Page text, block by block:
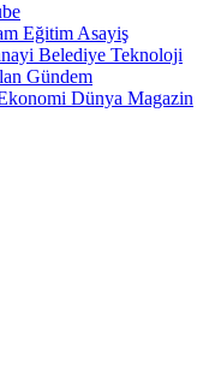
Eğitim Asayiş
Belediye Teknoloji
Gündem
Dünya Magazin